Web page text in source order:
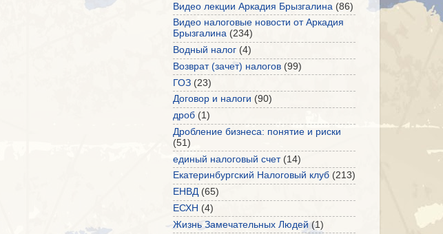
Видео лекции Аркадия Брызгалина (86)
Видео налоговые новости от Аркадия
Брызгалина (234)
Водный налог (4)
Возврат (зачет) налогов (99)
ГОЗ (23)
Договор и налоги (90)
дроб (1)
Дробление бизнеса: понятие и риски
(51)
единый налоговый счет (14)
Екатеринбургский Налоговый клуб (213)
ЕНВД (65)
ЕСХН (4)
Жизнь Замечательных Людей (1)